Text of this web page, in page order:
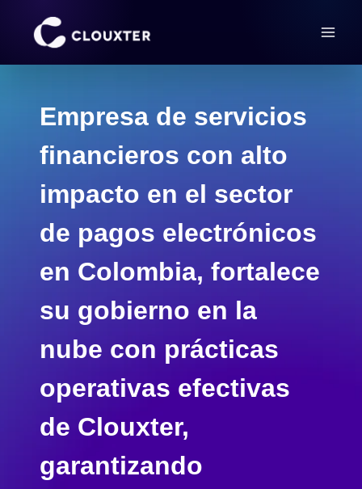
contenido
Empresa de servicios
financieros con alto
impacto en el sector
de pagos electrónicos
en Colombia, fortalece
su gobierno en la
nube con prácticas
operativas efectivas
de Clouxter,
garantizando